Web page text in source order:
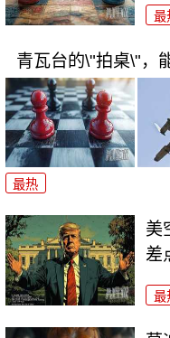
最
青瓦台的\"拍桌\"，
最热
美
差
最